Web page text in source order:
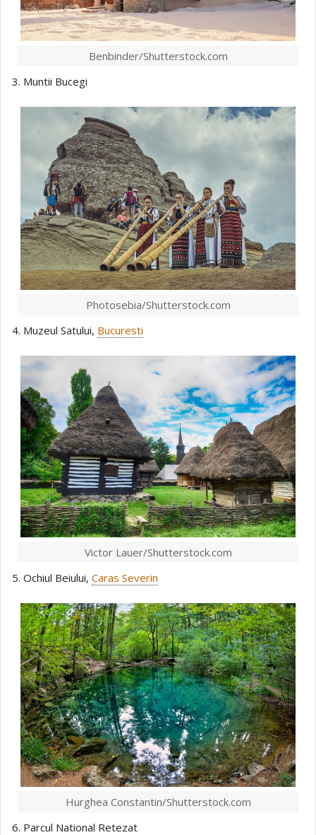
Benbinder/Shutterstock.com
3. Muntii Bucegi
Photosebia/Shutterstock.com
4. Muzeul Satului, Bucuresti
Victor Lauer/Shutterstock.com
5. Ochiul Beiului, Caras Severin
Hurghea Constantin/Shutterstock.com
6. Parcul National Retezat